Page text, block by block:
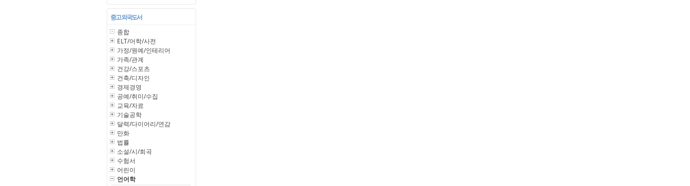
중고 외국도서
종합
ELT/어학/사전
가정/원예/인테리어
가족/관계
건강/스포츠
건축/디자인
경제경영
공예/취미/수집
교육/자료
기술공학
달력/다이어리/연감
만화
법률
소설/시/희곡
수험서
어린이
언어학